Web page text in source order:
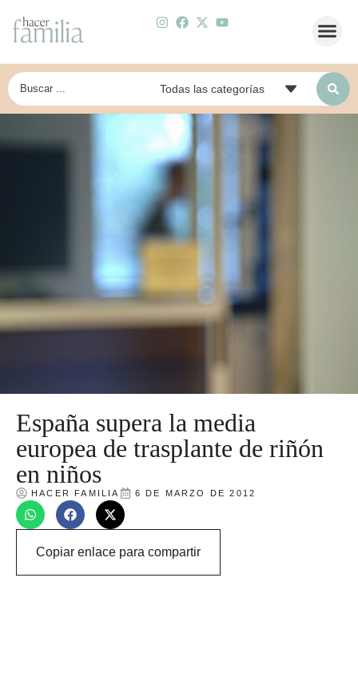
España supera la media
europea de trasplante de riñón
en niños
HACER FAMILIA 6 DE MARZO DE 2012
Copiar enlace para compartir